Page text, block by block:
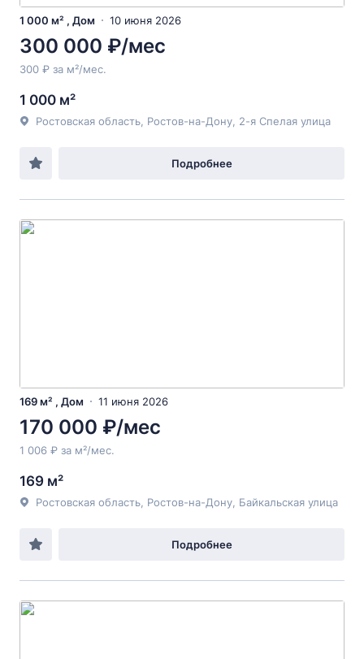
1 000 м² , Дом 10 июня 2026
300 000 ₽/мес
300 ₽ за м²/мес.
1 000 м²
Ростовская область, Ростов-на-Дону, 2-я Спелая улица
Подробнее
169 м² , Дом 11 июня 2026
170 000 ₽/мес
1 006 ₽ за м²/мес.
169 м²
Ростовская область, Ростов-на-Дону, Байкальская улица
Подробнее